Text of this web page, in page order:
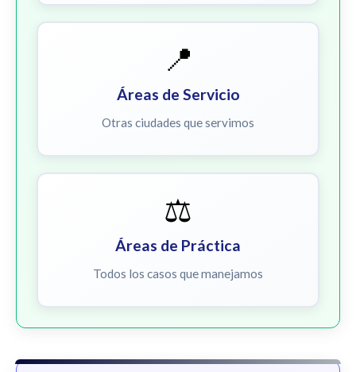
📍
Áreas de Servicio
Otras ciudades que servimos
⚖️
Áreas de Práctica
Todos los casos que manejamos